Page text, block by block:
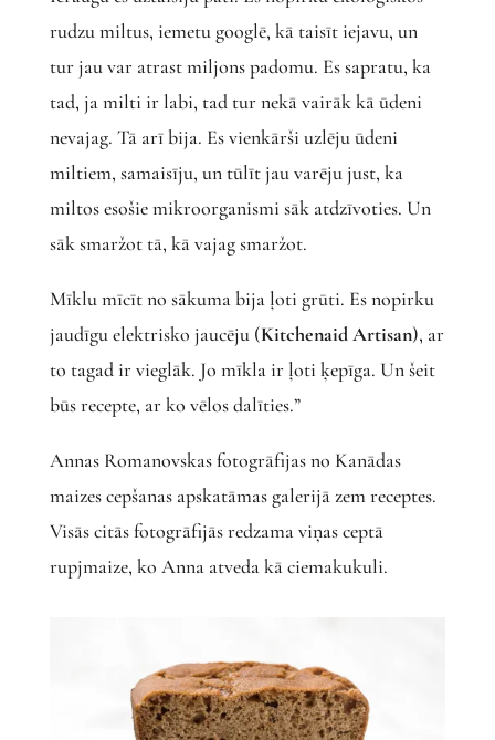
rudzu miltus, iemetu googlē, kā taisīt iejavu, un
tur jau var atrast miljons padomu. Es sapratu, ka
tad, ja milti ir labi, tad tur nekā vairāk kā ūdeni
nevajag. Tā arī bija. Es vienkārši uzlēju ūdeni
miltiem, samaisīju, un tūlīt jau varēju just, ka
miltos esošie mikroorganismi sāk atdzīvoties. Un
sāk smaržot tā, kā vajag smaržot.
Mīklu mīcīt no sākuma bija ļoti grūti. Es nopirku
jaudīgu elektrisko jaucēju (Kitchenaid Artisan), ar
to tagad ir vieglāk. Jo mīkla ir ļoti ķepīga. Un šeit
būs recepte, ar ko vēlos dalīties.”
Annas Romanovskas fotogrāfijas no Kanādas
maizes cepšanas apskatāmas galerijā zem receptes.
Visās citās fotogrāfijās redzama viņas ceptā
rupjmaize, ko Anna atveda kā ciemakukuli.